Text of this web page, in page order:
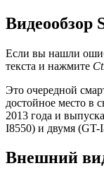
Видеообзор
Если вы нашли
текста и нажмите
Это очередной
достойное место в
2013 года и
I8550) и двумя (GT-
Внешний